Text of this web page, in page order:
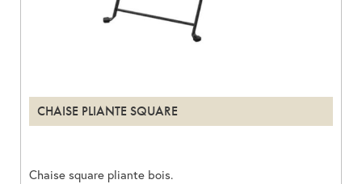
CHAISE PLIANTE SQUARE
Chaise square pliante bois.